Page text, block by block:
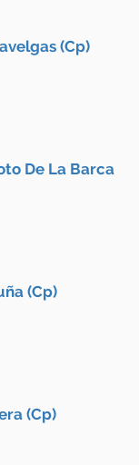
(Cp)
De La Barca
(Cp)
(Cp)